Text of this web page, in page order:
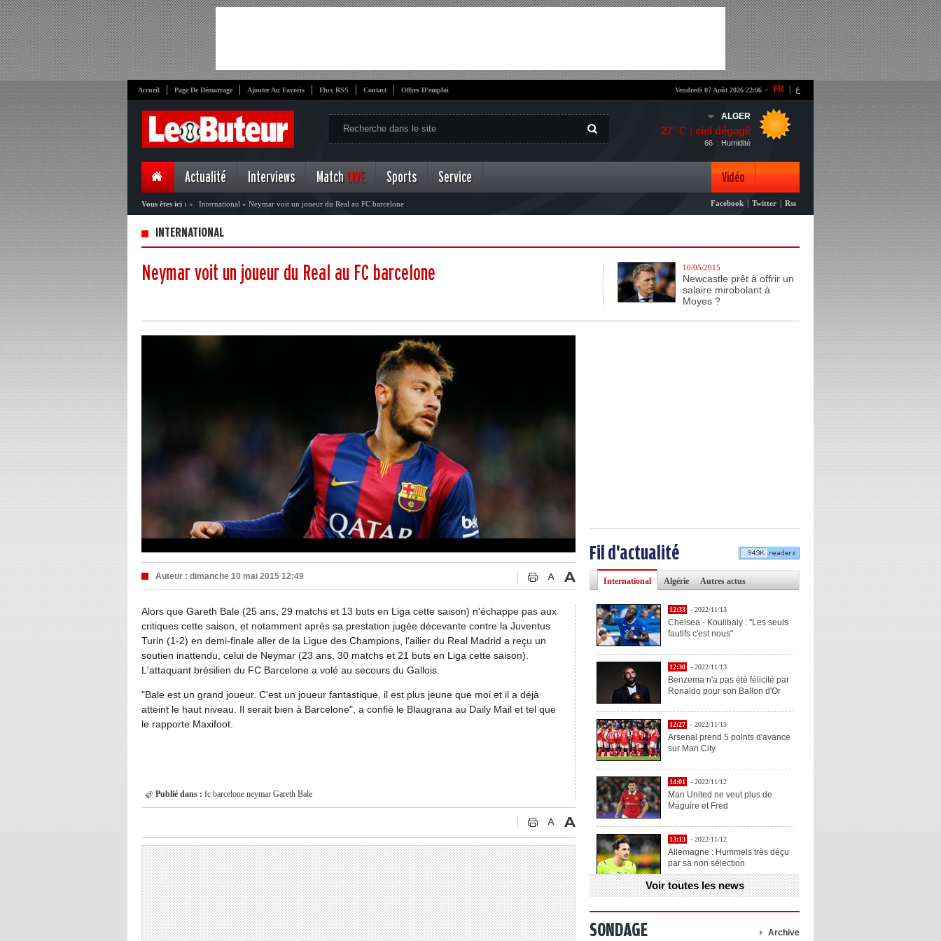
- FR ع Accueil Page De Démarrage Ajouter Au Favoris Flux RSS Contact Offres D'emploi Vendredi 07 Août 2026 22:06
ALGER
27° C | ciel dégagé
: Humidité
66
Actualité Interviews Match LIVE Sports Service Vidéo
Photo
Vous êtes ici : » International » Neymar voit un joueur du Real au FC barcelone Facebook Twitter Rss
INTERNATIONAL
Neymar voit un joueur du Real au FC barcelone 10/05/2015
Newcastle prêt à offrir un
salaire mirobolant à
Moyes ?
Auteur : dimanche 10 mai 2015 12:49
Alors que Gareth Bale (25 ans, 29 matchs et 13 buts en Liga cette saison) n'échappe pas aux
critiques cette saison, et notamment après sa prestation jugée décevante contre la Juventus
Turin (1-2) en demi-finale aller de la Ligue des Champions, l'ailier du Real Madrid a reçu un
soutien inattendu, celui de Neymar (23 ans, 30 matchs et 21 buts en Liga cette saison).
L'attaquant brésilien du FC Barcelone a volé au secours du Gallois.
"Bale est un grand joueur. C'est un joueur fantastique, il est plus jeune que moi et il a déjà
atteint le haut niveau. Il serait bien à Barcelone", a confié le Blaugrana au Daily Mail et tel que
le rapporte Maxifoot.
Publié dans : fc barcelone neymar Gareth Bale
Fil d'actualité
International Algérie Autres actus
12:33 - 2022/11/13
Chelsea - Koulibaly : "Les seuls
fautifs c'est nous"
12:30 - 2022/11/13
Benzema n'a pas été félicité par
Ronaldo pour son Ballon d'Or
12:27 - 2022/11/13
Arsenal prend 5 points d'avance
sur Man City
14:01 - 2022/11/12
Man United ne veut plus de
Maguire et Fred
13:13 - 2022/11/12
Allemagne : Hummels très déçu
par sa non sélection
13:11 - 2022/11/12
Henry explique la chose qu'il
Voir toutes les news
SONDAGE Archive